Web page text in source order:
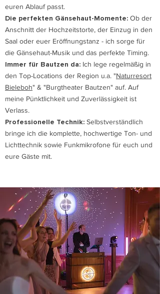
euren Ablauf passt.
Die perfekten Gänsehaut-Momente: Ob der
Anschnitt der Hochzeitstorte, der Einzug in den
Saal oder euer Eröffnungstanz - ich sorge für
die Gänsehaut-Musik und das perfekte Timing.
Immer für Bautzen da: Ich lege regelmäßig in
den Top-Locations der Region u.a. "Naturresort
Bieleboh" & "Burgtheater Bautzen" auf. Auf
meine Pünktlichkeit und Zuverlässigkeit ist
Verlass.
Professionelle Technik: Selbstverständlich
bringe ich die komplette, hochwertige Ton- und
Lichttechnik sowie Funkmikrofone für euch und
eure Gäste mit.